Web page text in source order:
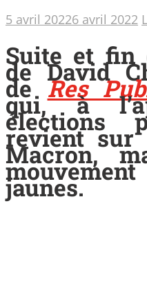
5 avril 20226 avril 2022
Suite et fin
de David
de Res
qui, à
élections
revient sur
Macron,
jaunes.